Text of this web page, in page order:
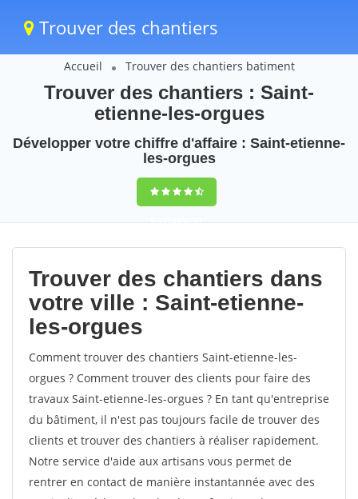
Trouver des chantiers
Accueil Trouver des chantiers batiment
Trouver des chantiers : Saint-
etienne-les-orgues
Développer votre chiffre d'affaire : Saint-etienne-
les-orgues
9,5(100%)57
votes
Trouver des chantiers dans
votre ville : Saint-etienne-
les-orgues
Comment trouver des chantiers Saint-etienne-les-
orgues ? Comment trouver des clients pour faire des
travaux Saint-etienne-les-orgues ? En tant qu'entreprise
du bâtiment, il n'est pas toujours facile de trouver des
clients et trouver des chantiers à réaliser rapidement.
Notre service d'aide aux artisans vous permet de
rentrer en contact de manière instantannée avec des